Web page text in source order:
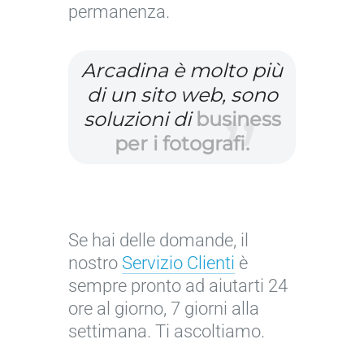
permanenza.
Arcadina è molto più
di un sito web, sono
soluzioni di business
per i fotografi.
Se hai delle domande, il
nostro Servizio Clienti è
sempre pronto ad aiutarti 24
ore al giorno, 7 giorni alla
settimana. Ti ascoltiamo.
o
a
l
e
i
g
l
i
p
p
e
r
i
g
r
a
i
e
g
i
s
c
i
a
t
f
i
a
:
m
e
n
t
i